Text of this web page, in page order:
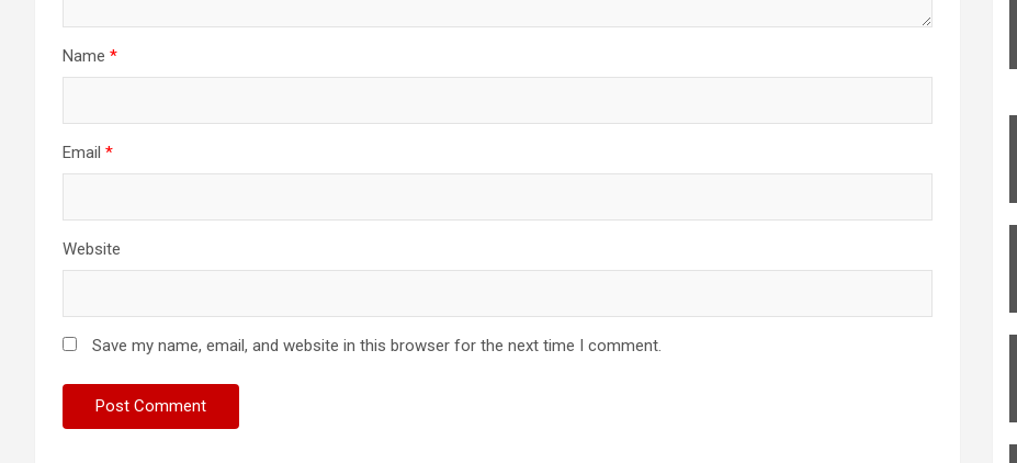
Name *
Email *
Website
Save my name, email, and website in this browser for the next time I comment.